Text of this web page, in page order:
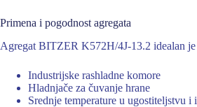
Primena i pogodnost agregata
Agregat BITZER K572H/4J-13.2 idealan je
Industrijske rashladne komore
Hladnjače za čuvanje hrane
Srednje temperature u ugostiteljstvu i